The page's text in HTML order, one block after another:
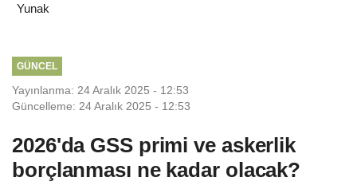
Yunak
GÜNCEL
Yayınlanma: 24 Aralık 2025 - 12:53
Güncelleme: 24 Aralık 2025 - 12:53
2026'da GSS primi ve askerlik
borçlanması ne kadar olacak?